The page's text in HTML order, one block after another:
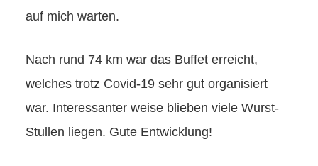
auf mich warten.
Nach rund 74 km war das Buffet erreicht,
welches trotz Covid-19 sehr gut organisiert
war. Interessanter weise blieben viele Wurst-
Stullen liegen. Gute Entwicklung!